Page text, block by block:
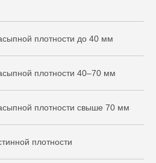
плотности до 40 мм
плотности 40–70 мм
плотности свыше 70 мм
плотности